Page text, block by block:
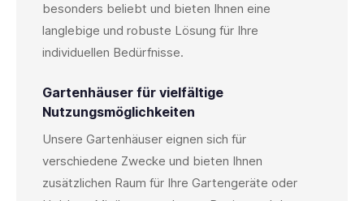
besonders beliebt und bieten Ihnen eine
langlebige und robuste Lösung für Ihre
individuellen Bedürfnisse.
Gartenhäuser für vielfältige
Nutzungsmöglichkeiten
Unsere Gartenhäuser eignen sich für
verschiedene Zwecke und bieten Ihnen
zusätzlichen Raum für Ihre Gartengeräte oder